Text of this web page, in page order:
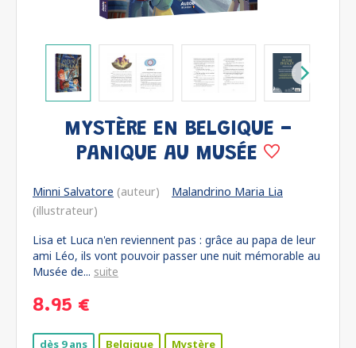
MYSTÈRE EN BELGIQUE -
PANIQUE AU MUSÉE
Minni Salvatore (auteur)
Malandrino Maria Lia
(illustrateur)
Lisa et Luca n'en reviennent pas : grâce au papa de leur
ami Léo, ils vont pouvoir passer une nuit mémorable au
Musée de... suite
8.95 €
dès 9 ans Belgique Mystère